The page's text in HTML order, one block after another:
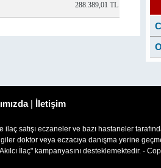
288.389,01 TL
| İletişim
satışı eczaneler ve bazı hastaneler
doktor veya eczacıya danışma yerine
İlaç" kampanyasını desteklemektedir. -